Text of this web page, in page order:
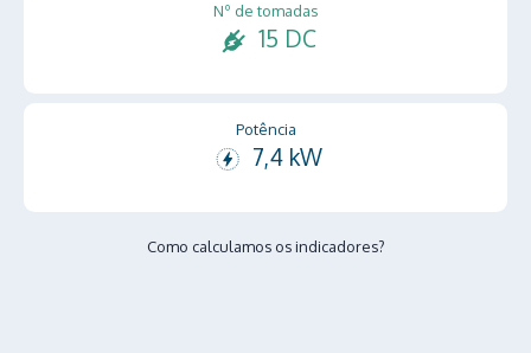
Nº de tomadas
15 DC
Potência
7,4 kW
Como calculamos os indicadores?